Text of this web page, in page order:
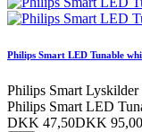
Philips Smart LED Tunable
Philips Smart Lyskilder
Philips Smart LED
DKK 47,50DKK 95,00